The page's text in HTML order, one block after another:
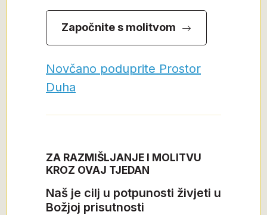
Započnite s molitvom
Novčano poduprite Prostor
Duha
ZA RAZMIŠLJANJE I MOLITVU
KROZ OVAJ TJEDAN
Naš je cilj u potpunosti živjeti u
Božjoj prisutnosti